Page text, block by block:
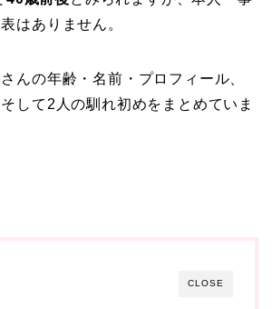
はありません。
んの年齢・名前・プロフィール、
して2人の馴れ初めをまとめていま
CLOSE